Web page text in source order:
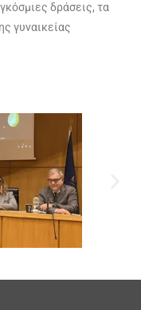
δράσεις, τα
γυναικείας